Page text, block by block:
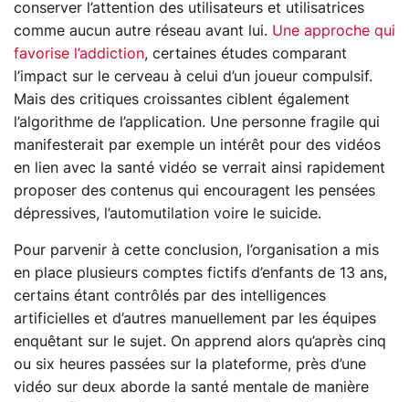
conserver l’attention des utilisateurs et utilisatrices
comme aucun autre réseau avant lui. Une approche qui
favorise l’addiction, certaines études comparant
l’impact sur le cerveau à celui d’un joueur compulsif.
Mais des critiques croissantes ciblent également
l’algorithme de l’application. Une personne fragile qui
manifesterait par exemple un intérêt pour des vidéos
en lien avec la santé vidéo se verrait ainsi rapidement
proposer des contenus qui encouragent les pensées
dépressives, l’automutilation voire le suicide.
Pour parvenir à cette conclusion, l’organisation a mis
en place plusieurs comptes fictifs d’enfants de 13 ans,
certains étant contrôlés par des intelligences
artificielles et d’autres manuellement par les équipes
enquêtant sur le sujet. On apprend alors qu’après cinq
ou six heures passées sur la plateforme, près d’une
vidéo sur deux aborde la santé mentale de manière